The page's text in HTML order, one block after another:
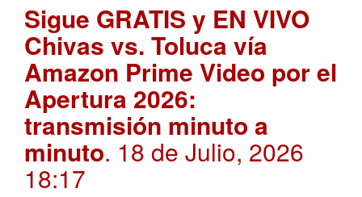
Sigue GRATIS y EN VIVO
Chivas vs. Toluca vía
Amazon Prime Video por el
Apertura 2026:
transmisión minuto a
minuto. 18 de Julio, 2026
18:17